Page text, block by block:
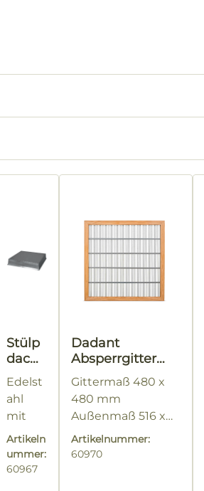
Stülp
dach
für
Dada
nt
halbk
onisc
h
Edelst
ahl
mit
extra
langen
Seiten
und
Artikeln
ummer:
60967
Dadant
Absperrgitter
mit Holzrahmen
Gittermaß 480 x
480 mm
Außenmaß 516 x
516 mm
Artikelnummer:
60970